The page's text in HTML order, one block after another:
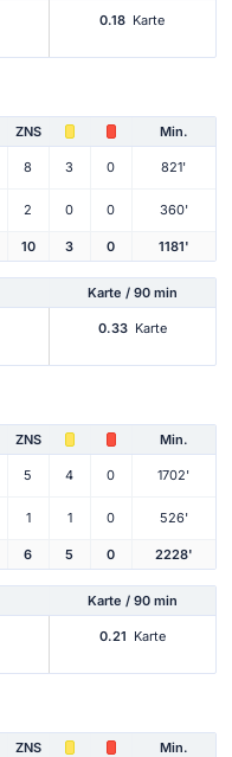
0.18 Karte
ZNS Min.
8 3 0 821'
2 0 0 360'
10 3 0 1181'
Karte / 90 min
0.33 Karte
ZNS Min.
5 4 0 1702'
1 1 0 526'
6 5 0 2228'
Karte / 90 min
0.21 Karte
ZNS Min.